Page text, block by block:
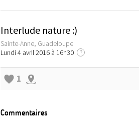
Interlude nature :)
Sainte-Anne, Guadeloupe
Lundi 4 avril 2016 à 16h30
?
1
Commentaires